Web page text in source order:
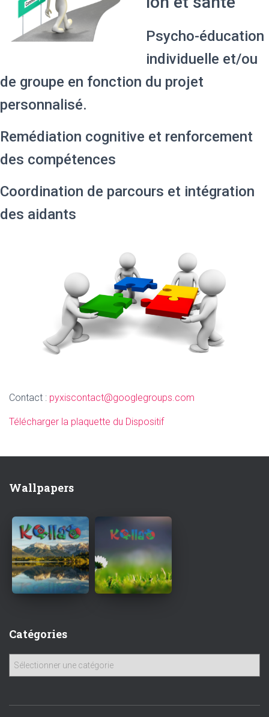
Psycho-éducation
individuelle et/ou
de groupe en fonction du projet
personnalisé.
Remédiation cognitive et renforcement
des compétences
Coordination de parcours et intégration
des aidants
Contact : pyxiscontact@googlegroups.com
Télécharger la plaquette du Dispositif
Wallpapers
Catégories